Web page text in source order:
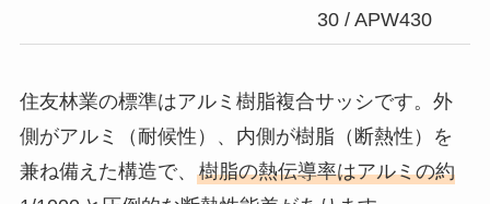
30 / APW430
住友林業の標準はアルミ樹脂複合サッシです。外
側がアルミ（耐候性）、内側が樹脂（断熱性）を
兼ね備えた構造で、 樹脂の熱伝導率はアルミの約